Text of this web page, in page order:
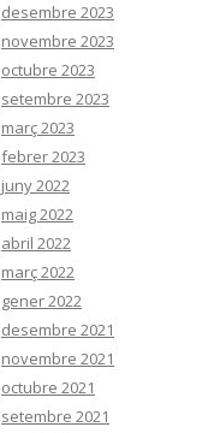
desembre 2023
novembre 2023
octubre 2023
setembre 2023
març 2023
febrer 2023
juny 2022
maig 2022
abril 2022
març 2022
gener 2022
desembre 2021
novembre 2021
octubre 2021
setembre 2021